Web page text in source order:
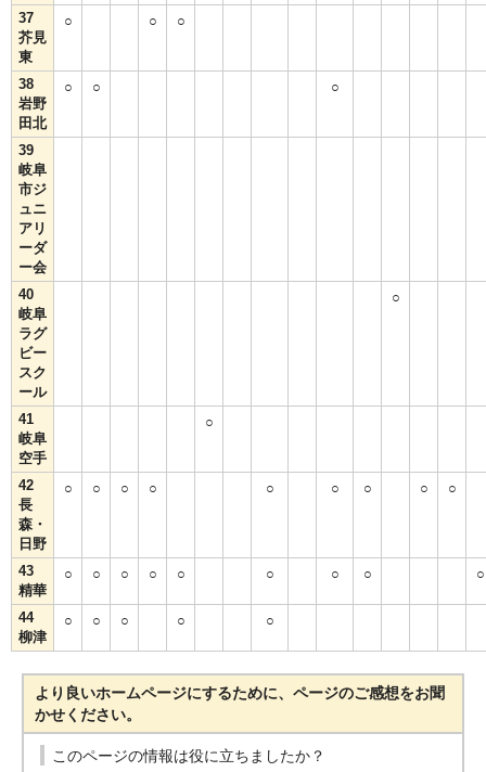
37
芥見
東
○ ○ ○
38
岩野
田北
○ ○ ○
39
岐阜
市ジ
ュニ
アリ
ーダ
ー会
40
岐阜
ラグ
ビー
スク
ール
○
41
岐阜
空手
○
42
長
森・
日野
○ ○ ○ ○ ○ ○ ○ ○ ○
43
精華
○ ○ ○ ○ ○ ○ ○ ○ ○
44
柳津
○ ○ ○ ○ ○
より良いホームページにするために、ページのご感想をお聞
かせください。
このページの情報は役に立ちましたか？